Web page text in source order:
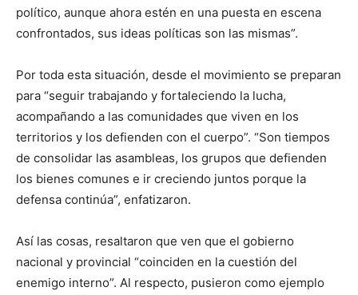
político, aunque ahora estén en una puesta en escena
confrontados, sus ideas políticas son las mismas”.
Por toda esta situación, desde el movimiento se preparan
para “seguir trabajando y fortaleciendo la lucha,
acompañando a las comunidades que viven en los
territorios y los defienden con el cuerpo”. “Son tiempos
de consolidar las asambleas, los grupos que defienden
los bienes comunes e ir creciendo juntos porque la
defensa continúa”, enfatizaron.
Así las cosas, resaltaron que ven que el gobierno
nacional y provincial “coinciden en la cuestión del
enemigo interno”. Al respecto, pusieron como ejemplo